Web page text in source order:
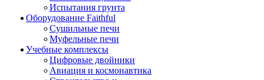
Испытания грунта
Оборудование Faithful
Сушильные печи
Муфельные печи
Учебные комплексы
Цифровые двойники
Авиация и космонавтика